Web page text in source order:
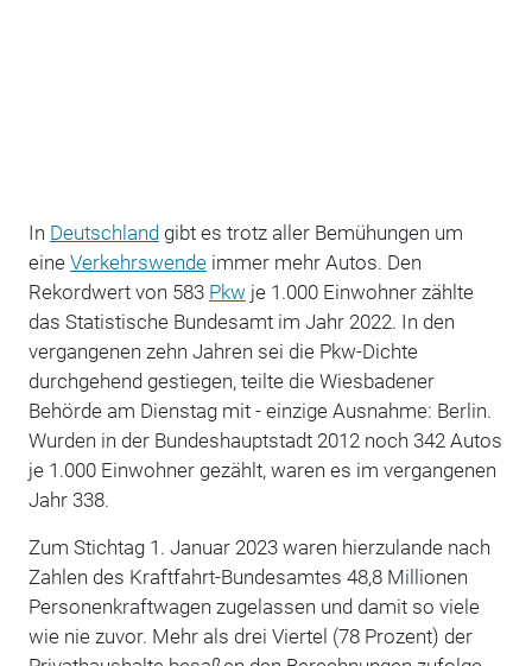
In Deutschlandgibt es trotz aller Bemühungen um
eine Verkehrswendeimmer mehr Autos. Den
Rekordwert von 583 Pkw je 1.000 Einwohner zählte
das Statistische Bundesamt im Jahr 2022. In den
vergangenen zehn Jahren sei die Pkw-Dichte
durchgehend gestiegen, teilte die Wiesbadener
Behörde am Dienstag mit - einzige Ausnahme: Berlin.
Wurden in der Bundeshauptstadt 2012 noch 342 Autos
je 1.000 Einwohner gezählt, waren es im vergangenen
Jahr 338.
Zum Stichtag 1. Januar 2023 waren hierzulande nach
Zahlen des Kraftfahrt-Bundesamtes 48,8 Millionen
Personenkraftwagen zugelassen und damit so viele
wie nie zuvor. Mehr als drei Viertel (78 Prozent) der